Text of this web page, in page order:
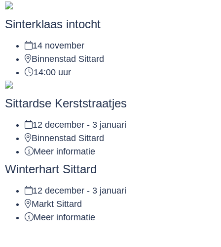
Sinterklaas intocht
14 november
Binnenstad Sittard
14:00 uur
Sittardse Kerststraatjes
12 december - 3 januari
Binnenstad Sittard
Meer informatie
Winterhart Sittard
12 december - 3 januari
Markt Sittard
Meer informatie